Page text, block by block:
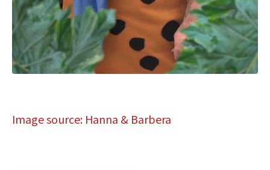
Image source: Hanna & Barbera